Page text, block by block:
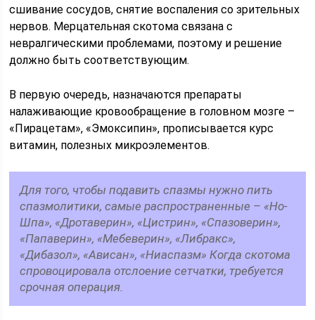
сшивание сосудов, снятие воспаления со зрительных
нервов. Мерцательная скотома связана с
невралгическими проблемами, поэтому и решение
должно быть соответствующим.
В первую очередь, назначаются препараты
налаживающие кровообращение в головном мозге –
«Пирацетам», «Эмоксипин», прописывается курс
витамин, полезных микроэлементов.
Для того, чтобы подавить спазмы нужно пить
спазмолитики, самые распространенные – «Но-
Шпа», «Дротаверин», «Цистрин», «Спазоверин»,
«Папаверин», «Мебеверин», «Либракс»,
«Дибазол», «Ависан», «Ниаспазм» Когда скотома
спровоцировала отслоение сетчатки, требуется
срочная операция.